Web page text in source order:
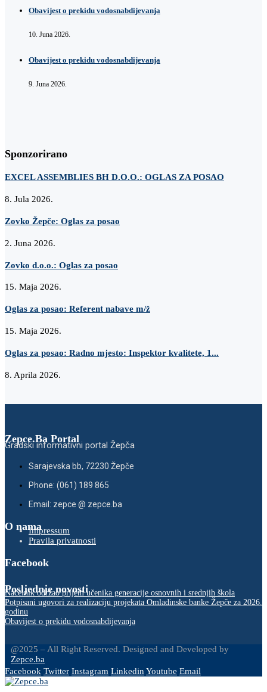
Obavijest o prekidu vodosnabdijevanja
10. Juna 2026.
Obavijest o prekidu vodosnabdijevanja
9. Juna 2026.
Sponzorirano
EXCEL ASSEMBLIES BH D.O.O.: OGLAS ZA POSAO
8. Jula 2026.
Zovko Žepče: Oglas za posao
2. Juna 2026.
Zovko d.o.o.: Oglas za posao
15. Maja 2026.
Oglas za posao: Referent nabave m/ž
15. Maja 2026.
Oglas za posao: Radno mjesto: Inspektor kvalitete, 1...
8. Aprila 2026.
Zepce.Ba Portal
Gradski informativni portal Žepča
Sarajevska bb, 72230 Žepče
Phone: (061) 189 865
Email: zepce @ zepce.ba
O namaImpressum
Pravila privatnosti
Facebook
Posljednje novosti
Načelnik održao prijem učenika generacije osnovnih i srednjih škola
Potpisani ugovori za realizaciju projekata Omladinske banke Žepče za 2026.
godinu
Obavijest o prekidu vodosnabdijevanja
@2025 – All Right Reserved. Designed and Developed by
Zepce.ba
Facebook Twitter Instagram LinkedinYoutube Email